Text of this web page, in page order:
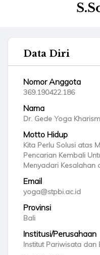
Data Diri
Nomor Anggota
369.190422.186
Nama
Dr. Gede Yoga
Motto Hidup
Kita Perlu Solusi atas
Pencarian Kembali
Menyadari Kesalahan
Email
yoga@stpbi.ac.id
Provinsi
Bali
Institusi/Perusahaan
Institut Pariwisata dan